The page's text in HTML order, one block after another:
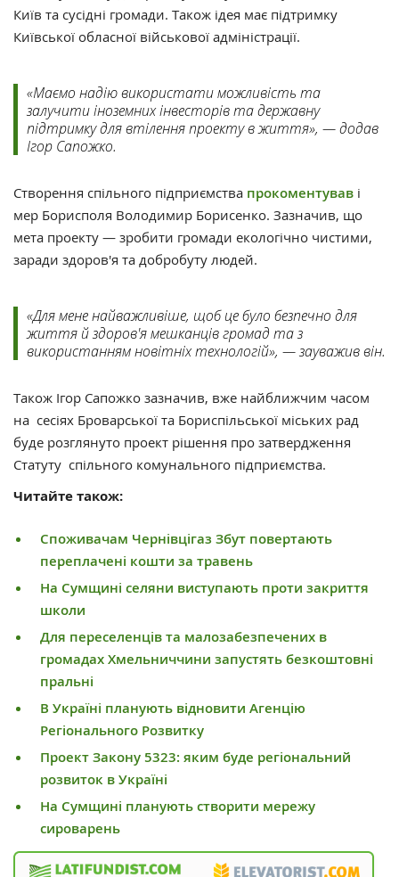
Київ та сусідні громади. Також ідея має підтримку
Київської обласної військової адміністрації.
«Маємо надію використати можливість та
залучити іноземних інвесторів та державну
підтримку для втілення проекту в життя», — додав
Ігор Сапожко.
Створення спільного підприємства прокоментував і
мер Борисполя Володимир Борисенко. Зазначив, що
мета проекту — зробити громади екологічно чистими,
заради здоров'я та добробуту людей.
«Для мене найважливіше, щоб це було безпечно для
життя й здоров'я мешканців громад та з
використанням новітніх технологій», — зауважив він.
Також Ігор Сапожко зазначив, вже найближчим часом
на сесіях Броварської та Бориспільської міських рад
буде розглянуто проект рішення про затвердження
Статуту спільного комунального підприємства.
Читайте також:
Споживачам Чернівцігаз Збут повертають
переплачені кошти за травень
На Сумщині селяни виступають проти закриття
школи
Для переселенців та малозабезпечених в
громадах Хмельниччини запустять безкоштовні
пральні
В Україні планують відновити Агенцію
Регіонального Розвитку
Проект Закону 5323: яким буде регіональний
розвиток в Україні
На Сумщині планують створити мережу
сироварень